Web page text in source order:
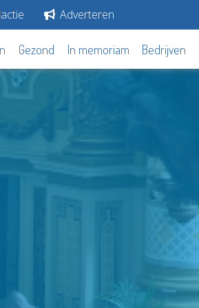
Adverteren
Gezond In memoriam Bedrijven